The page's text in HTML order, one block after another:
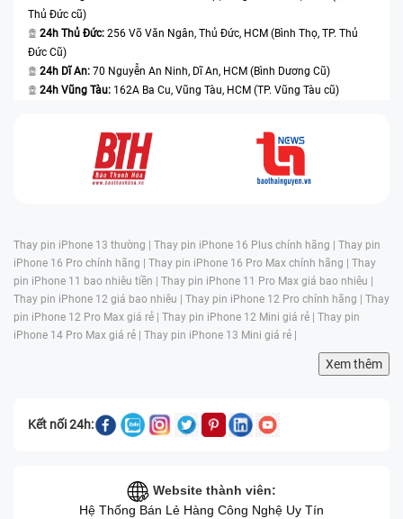
Thủ Đức cũ)
24h Thủ Đức: 256 Võ Văn Ngân, Thủ Đức, HCM (Bình Thọ, TP. Thủ
Đức Cũ)
24h Dĩ An: 70 Nguyễn An Ninh, Dĩ An, HCM (Bình Dương Cũ)
24h Vũng Tàu: 162A Ba Cu, Vũng Tàu, HCM (TP. Vũng Tàu cũ)
Thay pin iPhone 13 thường | Thay pin iPhone 16 Plus chính hãng | Thay pin
iPhone 16 Pro chính hãng | Thay pin iPhone 16 Pro Max chính hãng | Thay
pin iPhone 11 bao nhiêu tiền | Thay pin iPhone 11 Pro Max giá bao nhiêu |
Thay pin iPhone 12 giá bao nhiêu | Thay pin iPhone 12 Pro chính hãng | Thay
pin iPhone 12 Pro Max giá rẻ | Thay pin iPhone 12 Mini giá rẻ | Thay pin
iPhone 14 Pro Max giá rẻ | Thay pin iPhone 13 Mini giá rẻ |
Xem thêm
Kết nối 24h:
Website thành viên:
Hệ Thống Bán Lẻ Hàng Công Nghệ Uy Tín